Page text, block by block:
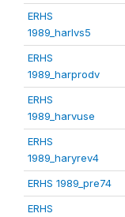
ERHS
1989_harlvs5
ERHS
1989_harprodv
ERHS
1989_harvuse
ERHS
1989_haryrev4
ERHS 1989_pre74
ERHS